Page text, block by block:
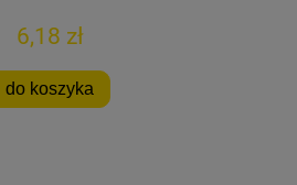
6,18 zł
do koszyka